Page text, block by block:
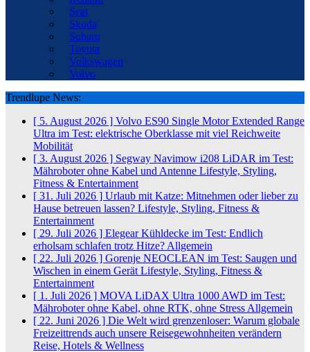
Seat
Skoda
Subaru
Toyota
Volkswagen
Volvo
Trendlupe News:
[ 5. August 2026 ] Volvo ES90 Single Motor Extended Range
Ultra im Test: elektrische Oberklasse mit viel Reichweite
Mobilität
[ 3. August 2026 ] Segway Navimow i208 LiDAR im Test:
Mähroboter ohne Kabel und Antenne Lifestyle, Styling,
Fitness & Entertainment
[ 31. Juli 2026 ] Urlaub mit Katze: Mitnehmen oder lieber zu
Hause betreuen lassen? Lifestyle, Styling, Fitness &
Entertainment
[ 29. Juli 2026 ] Elegear Kühldecke im Test: Endlich
erholsam schlafen trotz Hitze? Allgemein
[ 22. Juli 2026 ] Gorenje NEOCLEAN im Test: Saugen und
Wischen in einem Gerät Lifestyle, Styling, Fitness &
Entertainment
[ 1. Juli 2026 ] MOVA LiDAX Ultra 1000 AWD im Test:
Mähroboter ohne Kabel, ohne RTK, ohne Stress Allgemein
[ 22. Juni 2026 ] Die Welt wird grenzenloser: Warum globale
Freizeittrends auch unsere Reisegewohnheiten verändern
Reise, Hotels & Wellness